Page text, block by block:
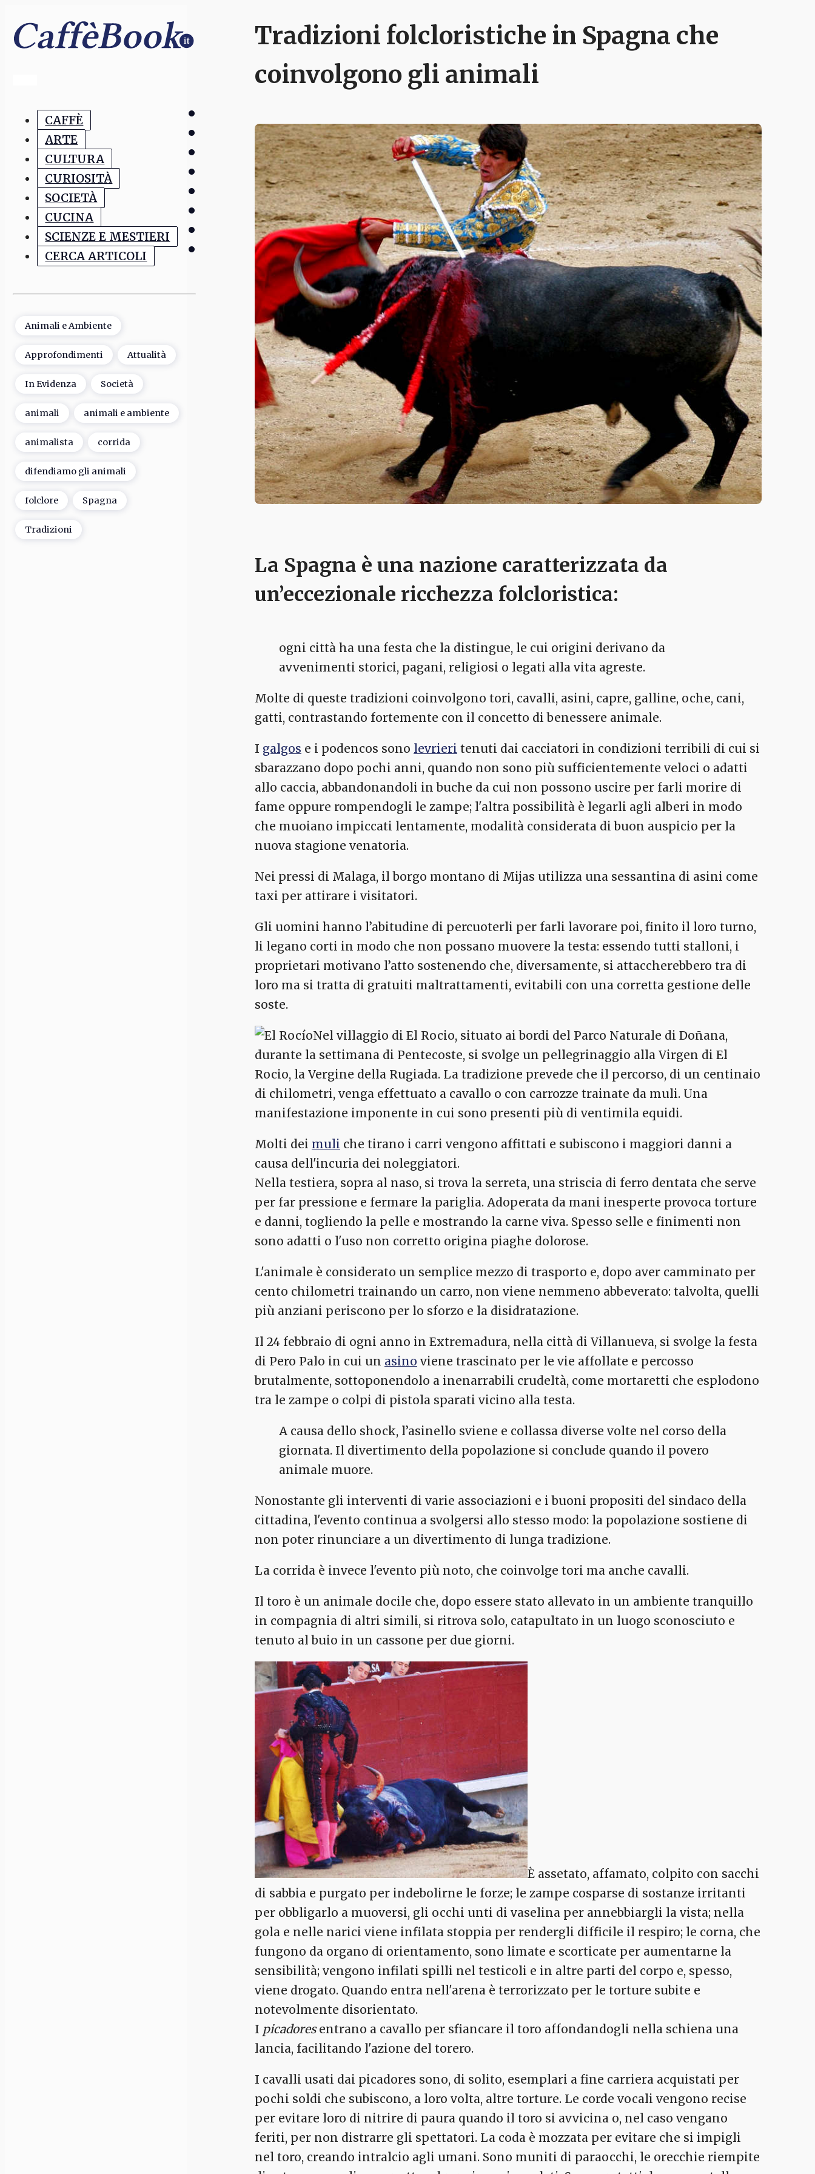
CAFFÈ
ARTE
CULTURA
CURIOSITÀ
SOCIETÀ
CUCINA
SCIENZE E MESTIERI
CERCA ARTICOLI
Animali e Ambiente
Approfondimenti Attualità
In Evidenza Società
animali animali e ambiente
animalista corrida
difendiamo gli animali
folclore Spagna
Tradizioni
Tradizioni folcloristiche in Spagna che
coinvolgono gli animali
La Spagna è una nazione caratterizzata da
un’eccezionale ricchezza folcloristica:
ogni città ha una festa che la distingue, le cui origini derivano da
avvenimenti storici, pagani, religiosi o legati alla vita agreste.
Molte di queste tradizioni coinvolgono tori, cavalli, asini, capre, galline, oche, cani,
gatti, contrastando fortemente con il concetto di benessere animale.
I galgos e i podencos sono levrieri tenuti dai cacciatori in condizioni terribili di cui si
sbarazzano dopo pochi anni, quando non sono più sufficientemente veloci o adatti
allo caccia, abbandonandoli in buche da cui non possono uscire per farli morire di
fame oppure rompendogli le zampe; l'altra possibilità è legarli agli alberi in modo
che muoiano impiccati lentamente, modalità considerata di buon auspicio per la
nuova stagione venatoria.
Nei pressi di Malaga, il borgo montano di Mijas utilizza una sessantina di asini come
taxi per attirare i visitatori.
Gli uomini hanno l’abitudine di percuoterli per farli lavorare poi, finito il loro turno,
li legano corti in modo che non possano muovere la testa: essendo tutti stalloni, i
proprietari motivano l’atto sostenendo che, diversamente, si attaccherebbero tra di
loro ma si tratta di gratuiti maltrattamenti, evitabili con una corretta gestione delle
soste.
Nel villaggio di El Rocio, situato ai bordi del Parco Naturale di Doñana,
durante la settimana di Pentecoste, si svolge un pellegrinaggio alla Virgen di El
Rocio, la Vergine della Rugiada. La tradizione prevede che il percorso, di un centinaio
di chilometri, venga effettuato a cavallo o con carrozze trainate da muli. Una
manifestazione imponente in cui sono presenti più di ventimila equidi.
Molti dei muli che tirano i carri vengono affittati e subiscono i maggiori danni a
causa dell'incuria dei noleggiatori.
Nella testiera, sopra al naso, si trova la serreta, una striscia di ferro dentata che serve
per far pressione e fermare la pariglia. Adoperata da mani inesperte provoca torture
e danni, togliendo la pelle e mostrando la carne viva. Spesso selle e finimenti non
sono adatti o l'uso non corretto origina piaghe dolorose.
L'animale è considerato un semplice mezzo di trasporto e, dopo aver camminato per
cento chilometri trainando un carro, non viene nemmeno abbeverato: talvolta, quelli
più anziani periscono per lo sforzo e la disidratazione.
Il 24 febbraio di ogni anno in Extremadura, nella città di Villanueva, si svolge la festa
di Pero Palo in cui un asino viene trascinato per le vie affollate e percosso
brutalmente, sottoponendolo a inenarrabili crudeltà, come mortaretti che esplodono
tra le zampe o colpi di pistola sparati vicino alla testa.
A causa dello shock, l’asinello sviene e collassa diverse volte nel corso della
giornata. Il divertimento della popolazione si conclude quando il povero
animale muore.
Nonostante gli interventi di varie associazioni e i buoni propositi del sindaco della
cittadina, l'evento continua a svolgersi allo stesso modo: la popolazione sostiene di
non poter rinunciare a un divertimento di lunga tradizione.
La corrida è invece l'evento più noto, che coinvolge tori ma anche cavalli.
Il toro è un animale docile che, dopo essere stato allevato in un ambiente tranquillo
in compagnia di altri simili, si ritrova solo, catapultato in un luogo sconosciuto e
tenuto al buio in un cassone per due giorni.
È assetato, affamato, colpito con sacchi
di sabbia e purgato per indebolirne le forze; le zampe cosparse di sostanze irritanti
per obbligarlo a muoversi, gli occhi unti di vaselina per annebbiargli la vista; nella
gola e nelle narici viene infilata stoppia per rendergli difficile il respiro; le corna, che
fungono da organo di orientamento, sono limate e scorticate per aumentarne la
sensibilità; vengono infilati spilli nel testicoli e in altre parti del corpo e, spesso,
viene drogato. Quando entra nell'arena è terrorizzato per le torture subite e
notevolmente disorientato.
I picadoresentrano a cavallo per sfiancare il toro affondandogli nella schiena una
lancia, facilitando l'azione del torero.
I cavalli usati dai picadores sono, di solito, esemplari a fine carriera acquistati per
pochi soldi che subiscono, a loro volta, altre torture. Le corde vocali vengono recise
per evitare loro di nitrire di paura quando il toro si avvicina o, nel caso vengano
feriti, per non distrarre gli spettatori. La coda è mozzata per evitare che si impigli
nel toro, creando intralcio agli umani. Sono muniti di paraocchi, le orecchie riempite